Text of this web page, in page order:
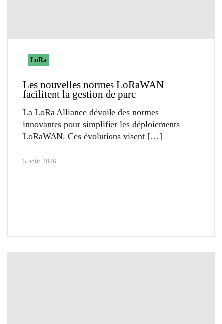
LoRa
Les nouvelles normes LoRaWAN
facilitent la gestion de parc
La LoRa Alliance dévoile des normes
innovantes pour simplifier les déploiements
LoRaWAN. Ces évolutions visent
5 août 2026